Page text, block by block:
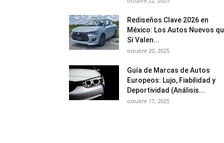
Rediseños Clave 2026 en
México: Los Autos Nuevos
Sí Valen...
octubre 20, 2025
Guía de Marcas de Autos
Europeos: Lujo, Fiabilidad y
Deportividad (Análisis...
octubre 17, 2025